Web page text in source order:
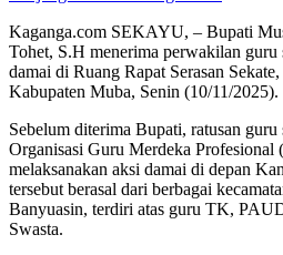
Kaganga.com SEKAYU, – Bupati
Tohet, S.H menerima perwakilan guru
damai di Ruang Rapat Serasan
Kabupaten Muba, Senin (10/11/2025).
Sebelum diterima Bupati, ratusan
Organisasi Guru Merdeka Profesional
melaksanakan aksi damai di depan
tersebut berasal dari berbagai
Banyuasin, terdiri atas guru TK,
Swasta.